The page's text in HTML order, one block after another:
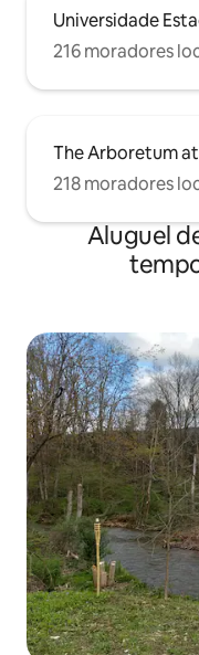
Universidade
216 moradores
The Arboretum
218 moradores
Aluguel